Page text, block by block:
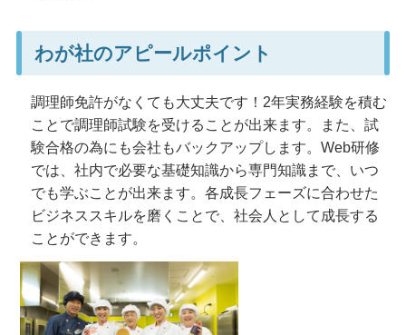
わが社のアピールポイント
調理師免許がなくても大丈夫です！2年実務経験を積む
ことで調理師試験を受けることが出来ます。また、試
験合格の為にも会社もバックアップします。Web研修
では、社内で必要な基礎知識から専門知識まで、いつ
でも学ぶことが出来ます。各成長フェーズに合わせた
ビジネススキルを磨くことで、社会人として成長する
ことができます。